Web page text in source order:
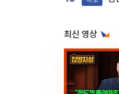
최신 영상